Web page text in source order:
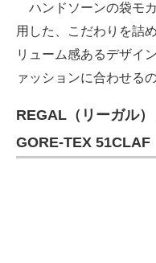
ハンドソーンの袋モ
用した、こだわりを詰
リューム感あるデザイ
ァッションに合わせる
REGAL（リーガル
GORE-TEX 51CLAF